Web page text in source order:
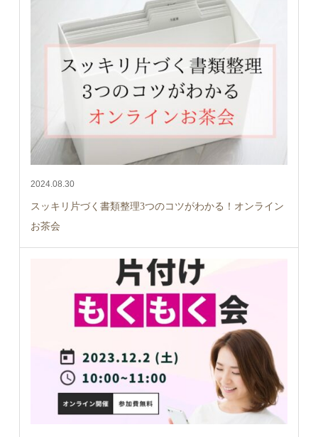
2024.08.30
スッキリ片づく書類整理3つのコツがわかる！オンライン
お茶会